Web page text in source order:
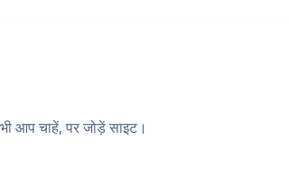
आप चाहें, पर जोड़ें साइट।